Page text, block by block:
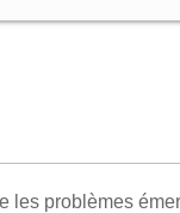
les problèmes